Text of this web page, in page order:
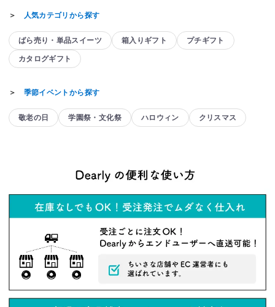
＞ 人気カテゴリから探す
ばら売り・単品スイーツ 箱入りギフト プチギフト
カタログギフト
＞ 季節イベントから探す
敬老の日 学園祭・文化祭 ハロウィン クリスマス